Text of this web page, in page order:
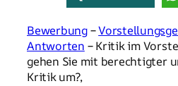
Bewerbung–
Antworten – Kritik im
gehen Sie mit berechtigter
Kritik um?,